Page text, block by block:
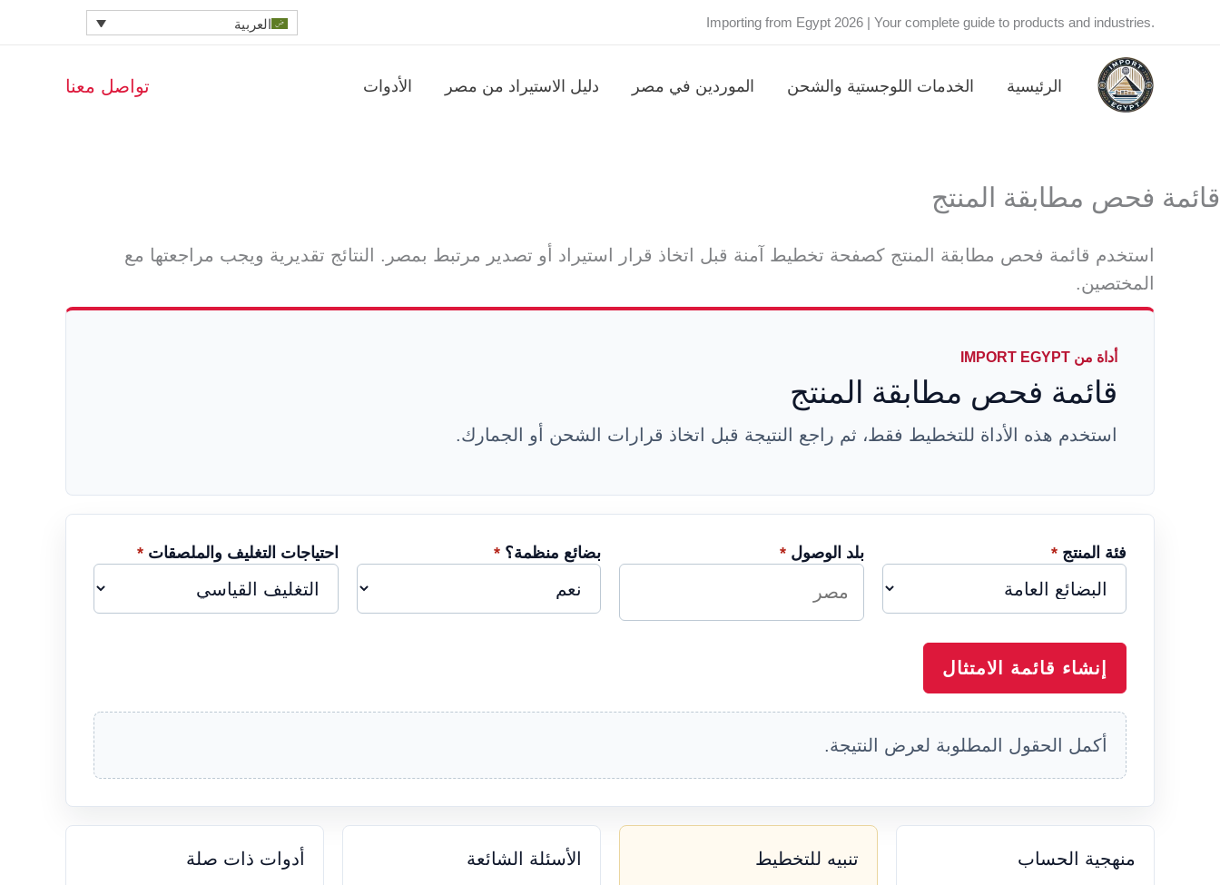
Importing from Egypt 2026 | Your complete guide to products and industries. العربية
الرئيسية الخدمات اللوجستية والشحن الموردين في مصر دليل الاستيراد من مصر الأدوات تواصل معنا
قائمة فحص مطابقة المنتج
استخدم قائمة فحص مطابقة المنتج كصفحة تخطيط آمنة قبل اتخاذ قرار استيراد أو تصدير مرتبط بمصر. النتائج تقديرية ويجب مراجعتها مع
المختصين.
أداة من IMPORT EGYPT
قائمة فحص مطابقة المنتج
استخدم هذه الأداة للتخطيط فقط، ثم راجع النتيجة قبل اتخاذ قرارات الشحن أو الجمارك.
فئة المنتج * بلد الوصول* بضائع منظمة؟ * احتياجات التغليف والملصقات*
إنشاء قائمة الامتثال
أكمل الحقول المطلوبة لعرض النتيجة.
منهجية الحساب تنبيه للتخطيط الأسئلة الشائعة أدوات ذات صلة